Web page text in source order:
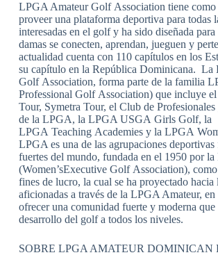
LPGA Amateur Golf Association tiene como
proveer una plataforma deportiva para todas
interesadas en el golf y ha sido diseñada para
damas se conecten, aprendan, jueguen y
actualidad cuenta con 110 capítulos en los
su capítulo en la República Dominicana. La
Golf Association, forma parte de la familia
Professional Golf Association) que incluye
Tour, Symetra Tour, el Club de
de la LPGA, la LPGA USGA Girls Golf, la
LPGA Teaching Academies y la LPGA
LPGA es una de las agrupaciones deportivas
fuertes del mundo, fundada en el 1950 por
(Women’sExecutive Golf Association),
fines de lucro, la cual se ha proyectado hacia
aficionadas a través de la LPGA Amateur, en
ofrecer una comunidad fuerte y moderna que
desarrollo del golf a todos los niveles.
SOBRE LPGA AMATEUR DOMINICAN